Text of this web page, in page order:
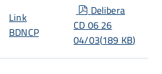
Link
BDNCP
pdf
Delibera
CD 06 26
04/03(189 KB)